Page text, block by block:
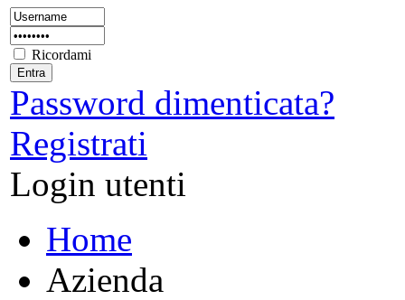
Ricordami
Password dimenticata?
Registrati
Login utenti
Home
Azienda